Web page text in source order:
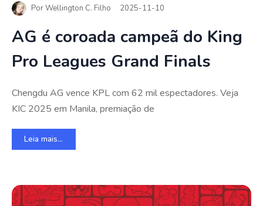
PorWellington C. Filho 2025-11-10
AG é coroada campeã do King
Pro Leagues Grand Finals
Chengdu AG vence KPL com 62 mil espectadores. Veja
KIC 2025 em Manila, premiação de
Leia mais...